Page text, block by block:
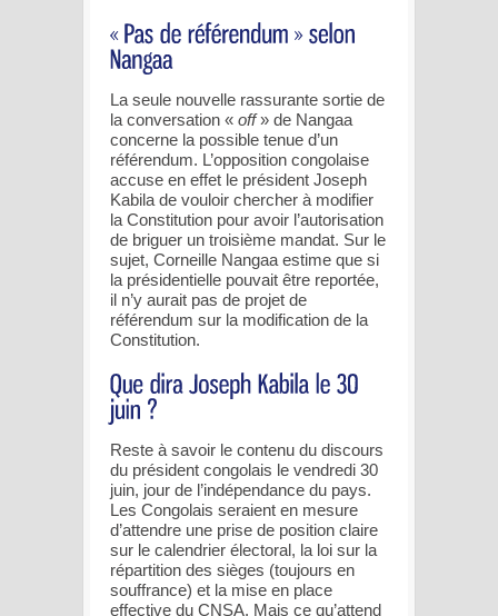
La seule nouvelle rassurante sortie de
la conversation « off» de Nangaa
concerne la possible tenue d’un
référendum. L’opposition congolaise
accuse en effet le président Joseph
Kabila de vouloir chercher à modifier
la Constitution pour avoir l’autorisation
de briguer un troisième mandat. Sur le
sujet, Corneille Nangaa estime que si
la présidentielle pouvait être reportée,
il n’y aurait pas de projet de
référendum sur la modification de la
Constitution.
Reste à savoir le contenu du discours
du président congolais le vendredi 30
juin, jour de l’indépendance du pays.
Les Congolais seraient en mesure
d’attendre une prise de position claire
sur le calendrier électoral, la loi sur la
répartition des sièges (toujours en
souffrance) et la mise en place
effective du CNSA. Mais ce qu’attend